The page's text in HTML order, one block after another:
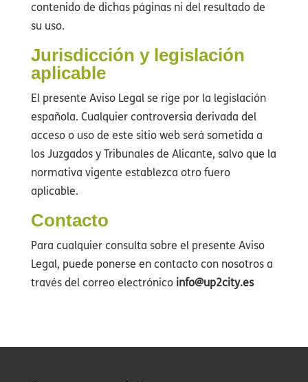
contenido de dichas páginas ni del resultado de
su uso.
Jurisdicción y legislación
aplicable
El presente Aviso Legal se rige por la legislación
española. Cualquier controversia derivada del
acceso o uso de este sitio web será sometida a
los Juzgados y Tribunales de Alicante, salvo que la
normativa vigente establezca otro fuero
aplicable.
Contacto
Para cualquier consulta sobre el presente Aviso
Legal, puede ponerse en contacto con nosotros a
través del correo electrónico info@up2city.es